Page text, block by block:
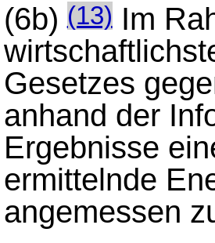
(6b)(13) Im
Gesetzes
anhand der
Ergebnisse
ermittelnde
angemessen